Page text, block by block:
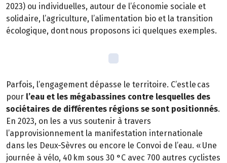
2023) ou individuelles, autour de l’économie sociale et
solidaire, l’agriculture, l’alimentation bio et la transition
écologique, dont nous proposons ici quelques exemples.
Parfois, l’engagement dépasse le territoire. C’est le cas
pour l’eau et les mégabassines contre lesquelles des
sociétaires de différentes régions se sont positionnés.
En 2023, on les a vus soutenir à travers
l’approvisionnement la manifestation internationale
dans les Deux-Sèvres ou encore le Convoi de l’eau. « Une
journée à vélo, 40 km sous 30 °C avec 700 autres cyclistes